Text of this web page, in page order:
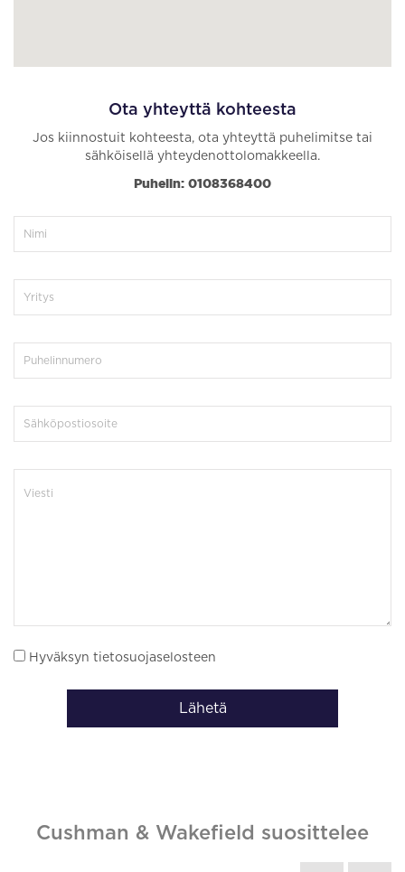
Ota yhteyttä kohteesta
Jos kiinnostuit kohteesta, ota yhteyttä puhelimitse tai
sähköisellä yhteydenottolomakkeella.
Puhelin: 0108368400
Hyväksyn tietosuojaselosteen
Lähetä
Cushman & Wakefield suosittelee